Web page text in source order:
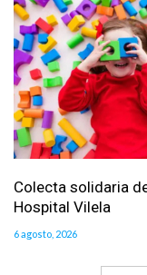
Colecta solidaria
Hospital Vilela
6 agosto, 2026